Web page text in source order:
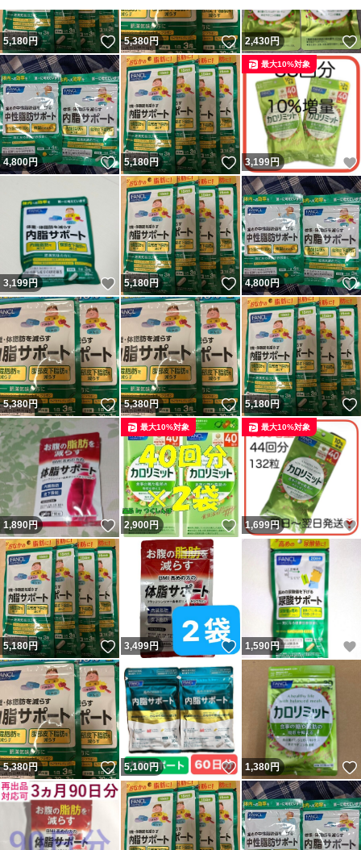
5,180円 いいね！
5,380円 いいね！
2,430円
4,800円 いいね！
5,180円 いいね！
3,199円
最大10%対象
3,199円 いいね！
5,180円 いいね！
4,800円
5,380円 いいね！
5,380円 いいね！
5,180円
1,890円 いいね！
2,900円 いいね！
最大10%対象
1,699円
最大10%対象
5,180円 いいね！
3,499円 いいね！
1,590円
5,380円 いいね！
5,100円 いいね！
1,380円